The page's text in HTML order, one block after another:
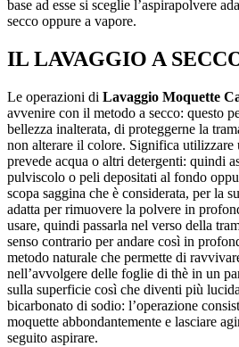
base ad esse si sceglie l’aspirapolvere
secco oppure a vapore.
IL LAVAGGIO A
Le operazioni di Lavaggio Moquette
avvenire con il metodo a secco: questo
bellezza inalterata, di proteggerne la
non alterare il colore. Significa utilizzare
prevede acqua o altri detergenti: quindi
pulviscolo o peli depositati al fondo
scopa saggina che è considerata, per la
adatta per rimuovere la polvere in
usare, quindi passarla nel verso della
senso contrario per andare così in
metodo naturale che permette di
nell’avvolgere delle foglie di thè in un
sulla superficie così che diventi più
bicarbonato di sodio: l’operazione
moquette abbondantemente e lasciare
seguito aspirare.